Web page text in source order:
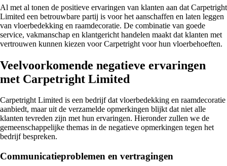
Al met al tonen de positieve ervaringen van klanten aan dat Carpetright
Limited een betrouwbare partij is voor het aanschaffen en laten leggen
van vloerbedekking en raamdecoratie. De combinatie van goede
service, vakmanschap en klantgericht handelen maakt dat klanten met
vertrouwen kunnen kiezen voor Carpetright voor hun vloerbehoeften.
Veelvoorkomende negatieve ervaringen
met Carpetright Limited
Carpetright Limited is een bedrijf dat vloerbedekking en raamdecoratie
aanbiedt, maar uit de verzamelde opmerkingen blijkt dat niet alle
klanten tevreden zijn met hun ervaringen. Hieronder zullen we de
gemeenschappelijke themas in de negatieve opmerkingen tegen het
bedrijf bespreken.
Communicatieproblemen en vertragingen